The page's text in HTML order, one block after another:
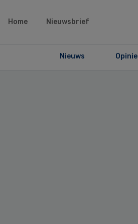
Home Nieuwsbrief
Nieuws Opinie